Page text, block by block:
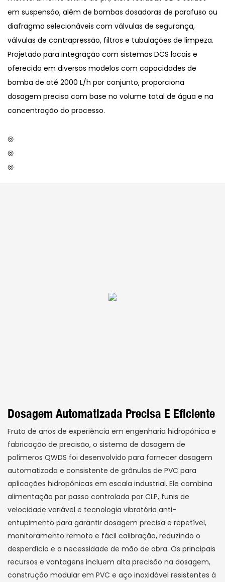
em suspensão, além de bombas dosadoras de parafuso ou
diafragma selecionáveis ​​com válvulas de segurança,
válvulas de contrapressão, filtros e tubulações de limpeza.
Projetado para integração com sistemas DCS locais e
oferecido em diversos modelos com capacidades de
bomba de até 2000 L/h por conjunto, proporciona
dosagem precisa com base no volume total de água e na
concentração do processo.
◎
◎
◎
Dosagem Automatizada Precisa E Eficiente
Fruto de anos de experiência em engenharia hidropônica e
fabricação de precisão, o sistema de dosagem de
polímeros QWDS foi desenvolvido para fornecer dosagem
automatizada e consistente de grânulos de PVC para
aplicações hidropônicas em escala industrial. Ele combina
alimentação por passo controlada por CLP, funis de
velocidade variável e tecnologia vibratória anti-
entupimento para garantir dosagem precisa e repetível,
monitoramento remoto e fácil calibração, reduzindo o
desperdício e a necessidade de mão de obra. Os principais
recursos e vantagens incluem alta precisão na dosagem,
construção modular em PVC e aço inoxidável resistentes à